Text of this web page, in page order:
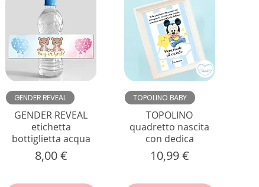
Vista rapida
GENDER REVEAL
GENDER REVEAL
etichetta
bottiglietta acqua
Prezzo
8,00 €
Vista rapida
TOPOLINO BABY
TOPOLINO
quadretto nascita
con dedica
Prezzo
10,99 €